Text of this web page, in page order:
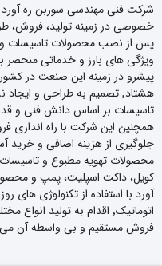
شرکت فنی مهندسی سوربن ره
خصوصی در زمینه تولید، فروش،
پس از نصب محصولات تاسیسات و
پیشرو در زمینه این صنعت در
هشتاد٬ تصمیم به طراحی و
تاسیسات بر اساس دانش فنی و
جلوگیری از هزینه اضافی و خرید
محصولات تهویه مطبوع و
کویل، داکت اسپلیت، پمپ و
آورد با استفاده از تکنولوژی های
اتوماتیک٬ اقدام به تولید
فروش مستقیم و بی واسطه آن می